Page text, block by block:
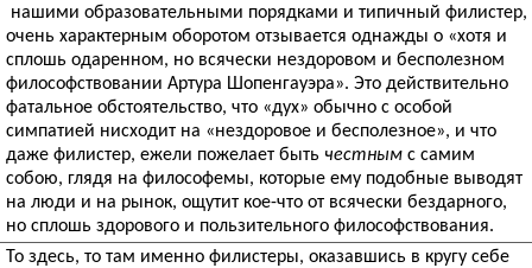
нашими образовательными порядками и типичный филистер,
очень характерным оборотом отзывается однажды о «хотя и
сплошь одаренном, но всячески нездоровом и бесполезном
философствовании Артура Шопенгауэра». Это действительно
фатальное обстоятельство, что «дух» обычно с особой
симпатией нисходит на «нездоровое и бесполезное», и что
даже филистер, ежели пожелает быть честным с самим
собою, глядя на философемы, которые ему подобные выводят
на люди и на рынок, ощутит кое-что от всячески бездарного,
но сплошь здорового и пользительного философствования.
То здесь, то там именно филистеры, оказавшись в кругу себе